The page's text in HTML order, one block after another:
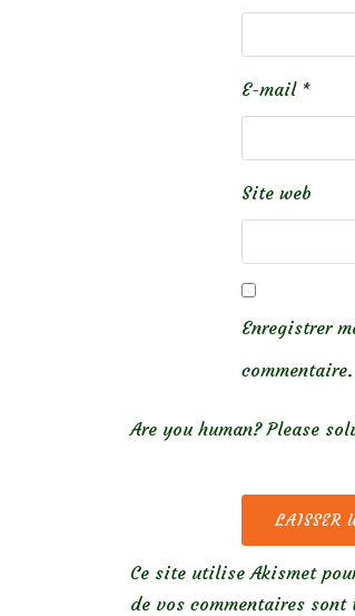
E-mail *
Site web
Enregistrer
commentaire.
Are you human? Please
Ce site utilise Akismet
de vos commentaires sont